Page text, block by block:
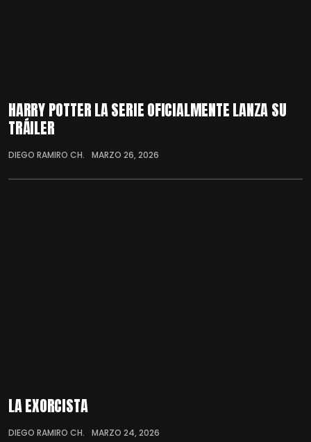
HARRY POTTER LA SERIE OFICIALMENTE LANZA SU
TRÁILER
DIEGO RAMIRO CH. MARZO 26, 2026
LA EXORCISTA
DIEGO RAMIRO CH. MARZO 24, 2026